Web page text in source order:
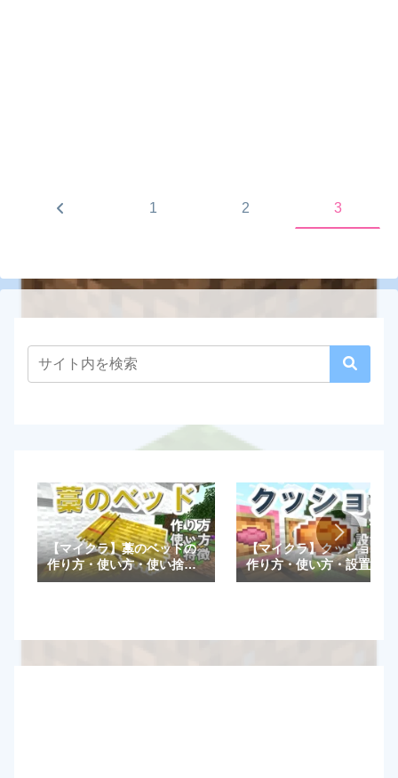
前 1 2 3
【マイクラ】藁のベッドの
作り方・使い方・使い捨て
など特徴を解説！【統合
【マイクラ】クッションの
作り方・使い方・設置方法
や高さ調整一覧など特徴を